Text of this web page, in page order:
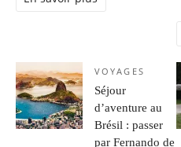
VOYAGES
Séjour
d’aventure au
Brésil : passer
par Fernando de